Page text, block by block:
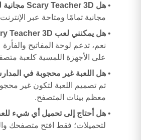
هل Scary Teacher 3D مجانية للعب؟
مجانية تمامًا ومتاحة عبر
هل يمكنني لعب Scary Teacher 3D على أي جهاز؟
نعم، تدعم لوحة المفاتيح
على الأجهزة اللمسية كلعبة
هل اللعبة غير محجوبة في
تم تصميم اللعبة لتكون غير
معظم بيئات المتصفح.
هل أحتاج إلى تحميل أي شيء
لتحميلات؛ فقط افتح متصفحك